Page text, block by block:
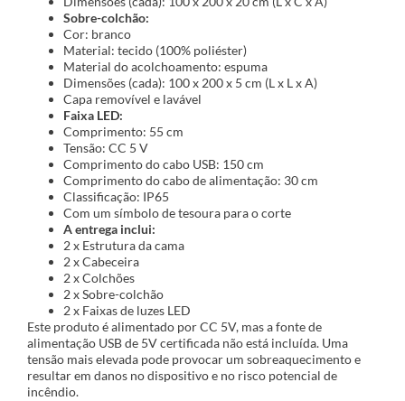
Sobre-colchão:
Cor: branco
Material: tecido (100% poliéster)
Material do acolchoamento: espuma
Dimensões (cada): 100 x 200 x 5 cm (L x L x A)
Capa removível e lavável
Faixa LED:
Comprimento: 55 cm
Tensão: CC 5 V
Comprimento do cabo USB: 150 cm
Comprimento do cabo de alimentação: 30 cm
Classificação: IP65
Com um símbolo de tesoura para o corte
A entrega inclui:
2 x Estrutura da cama
2 x Cabeceira
2 x Colchões
2 x Sobre-colchão
2 x Faixas de luzes LED
Este produto é alimentado por CC 5V, mas a fonte de
alimentação USB de 5V certificada não está incluída. Uma
tensão mais elevada pode provocar um sobreaquecimento e
resultar em danos no dispositivo e no risco potencial de
incêndio.